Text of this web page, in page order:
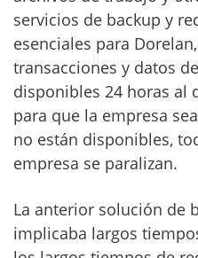
servicios de backup y
esenciales para
transacciones y datos
disponibles 24 horas al
para que la empresa
no están disponibles,
empresa se paralizan.
La anterior solución de
implicaba largos